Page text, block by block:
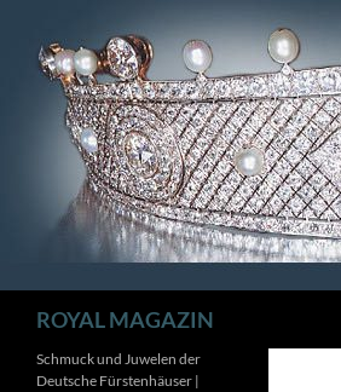
Inhalt
springen
ROYAL MAGAZIN
Schmuck und Juwelen der
Deutsche Fürstenhäuser |